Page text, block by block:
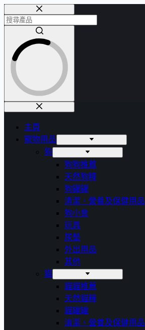
主頁
寵物用品
狗
狗狗推薦
天然狗糧
狗罐罐
清潔、營養及保健用品
狗小食
玩具
尿墊
外出用品
其他
貓
貓貓推薦
天然貓糧
貓罐罐
清潔、營養及保健用品